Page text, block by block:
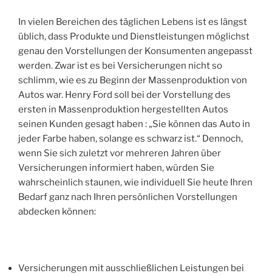
In vielen Bereichen des täglichen Lebens ist es längst
üblich, dass Produkte und Dienstleistungen möglichst
genau den Vorstellungen der Konsumenten angepasst
werden. Zwar ist es bei Versicherungen nicht so
schlimm, wie es zu Beginn der Massenproduktion von
Autos war. Henry Ford soll bei der Vorstellung des
ersten in Massenproduktion hergestellten Autos
seinen Kunden gesagt haben : „Sie können das Auto in
jeder Farbe haben, solange es schwarz ist.“ Dennoch,
wenn Sie sich zuletzt vor mehreren Jahren über
Versicherungen informiert haben, würden Sie
wahrscheinlich staunen, wie individuell Sie heute Ihren
Bedarf ganz nach Ihren persönlichen Vorstellungen
abdecken können:
Versicherungen mit ausschließlichen Leistungen bei